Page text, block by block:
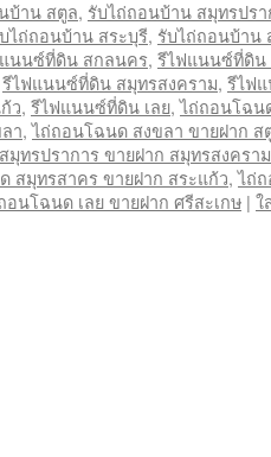
บ้าน สตูล, รับไถ่ถอนบ้าน สมุทรปร
ไถ่ถอนบ้าน สระบุรี, รับไถ่ถอนบ้าน
นนซ์ที่ดิน สกลนคร, รีไฟแนนซ์ที่ดิน
รีไฟแนนซ์ที่ดิน สมุทรสงคราม, รีไฟ
ว, รีไฟแนนซ์ที่ดิน เลย,ไถ่ถอนโฉน
า,ไถ่ถอนโฉนด สงขลา ขายฝาก ส
ทรปราการ ขายฝาก สมุทรสงคราม
สมุทรสาคร ขายฝาก สระแก้ว,ไถ่
อนโฉนด เลย ขายฝาก ศรีสะเกษ | ใ